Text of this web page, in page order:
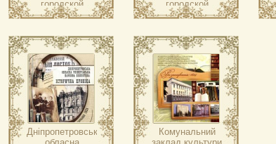
городской
общественной
городской
общественной
Дніпропетровська
Комунальний